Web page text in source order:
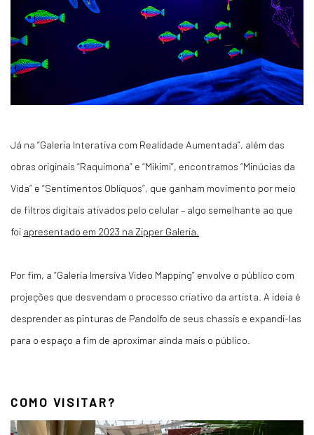
Já na “Galeria Interativa com Realidade Aumentada”, além das
obras originais “Raquimona” e “Mikimi”, encontramos “Minúcias da
Vida” e “Sentimentos Oblíquos”, que ganham movimento por meio
de filtros digitais ativados pelo celular – algo semelhante ao que
foi apresentado em 2023 na Zipper Galeria.
Por fim, a “Galeria Imersiva Video Mapping” envolve o público com
projeções que desvendam o processo criativo da artista. A ideia é
desprender as pinturas de Pandolfo de seus chassis e expandi-las
para o espaço a fim de aproximar ainda mais o público.
COMO VISITAR?